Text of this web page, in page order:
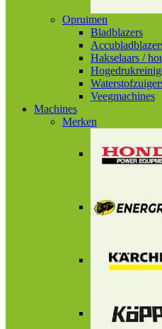
Opruimen
Bladblazers
Hakselaars /
Veegmachines
Machines
Merken